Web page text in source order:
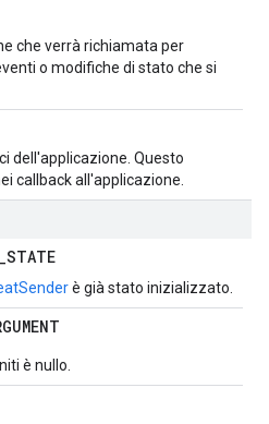
che verrà richiamata per
o modifiche di stato che si
dell'applicazione. Questo
callback all'applicazione.
_STATE
è già stato inizializzato.
è nullo.